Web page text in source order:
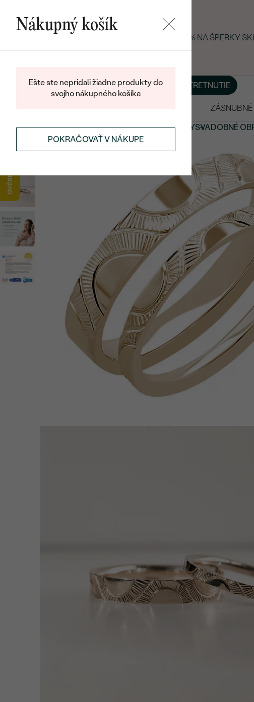
LETNÝ BLACK FRIDAY: −25 % NA ŠPERKY
BLOGŠPERKY NA MIERU DOHODNÚŤ STRETNUTIE
ZÁSNUBNÉ
SVADOBNÉ OBRÚČKYZLATÉSVADOBNÉ OBRÚČKYSVADOBNÉ
Nákupný košík
Ešte ste nepridali žiadne produkty do
svojho nákupného košíka
POKRAČOVAŤ V NÁKUPE